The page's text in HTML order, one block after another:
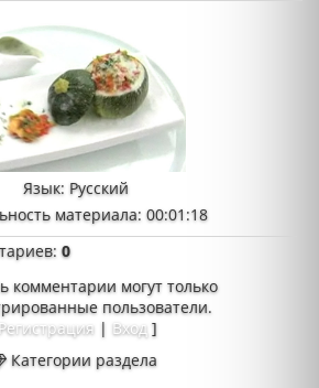
Язык: Русский
материала: 00:01:18
:0
комментарии могут только
пользователи.
| Вход ]
Категории раздела